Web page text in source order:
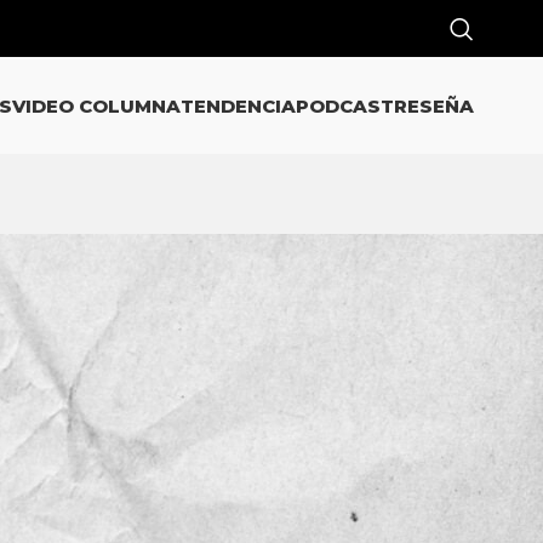
VIDEO COLUMNATENDENCIAPODCASTRESEÑA